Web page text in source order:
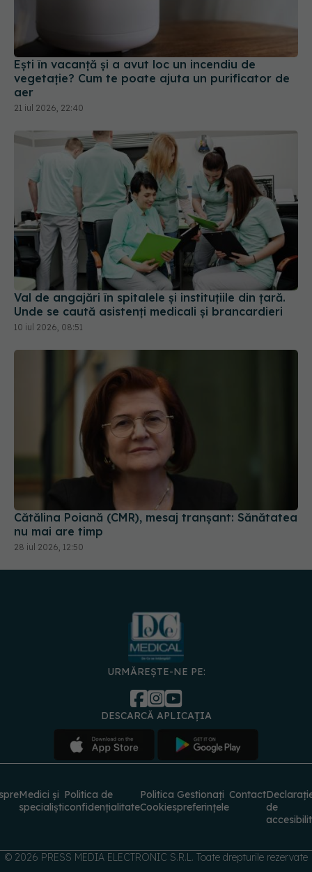
Ești în vacanță și a avut loc un incendiu de
vegetație? Cum te poate ajuta un purificator de
aer
21 iul 2026, 22:40
Val de angajări în spitalele și instituțiile din țară.
Unde se caută asistenți medicali și brancardieri
10 iul 2026, 08:51
Cătălina Poiană (CMR), mesaj tranșant: Sănătatea
nu mai are timp
28 iul 2026, 12:50
URMĂREȘTE-NE PE:
DESCARCĂ APLICAȚIA
Medici și
specialiști
Politica de
confidențialitate
Politica
Cookies
Gestionați
preferințele
Contact
de
© 2026 PRESS MEDIA ELECTRONIC S.R.L. Toate drepturile rezervate